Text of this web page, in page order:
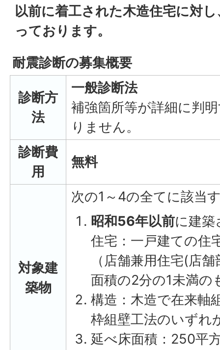
以前に着工された木造住宅に対
っております。
耐震診断の募集概要
診断方
法
一般診断法
補強箇所等が詳細に判
りません。
診断費
用
無料
対象建
築物
次の1～4の全てに該当
昭和56年以前に建築
住宅：一戸建ての住
（店舗兼用住宅(店
面積の2分の1未満
構造：木造で在来軸
枠組壁工法のいずれ
延べ床面積：250平